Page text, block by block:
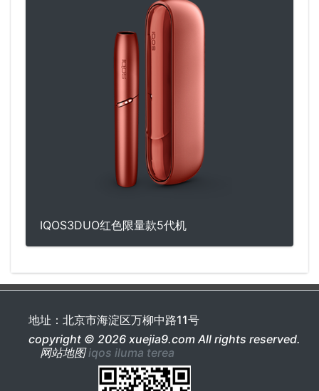
IQOS3DUO红色限量款5代机
地址：北京市海淀区万柳中路11号
copyright © 2026 xuejia9.com All rights reserved.
网站地图iqos iluma terea